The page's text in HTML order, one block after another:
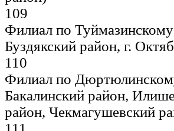
109
Филиал по
Буздякский район, г.
110
Филиал по
Бакалинский район,
район, Чекмагушевский